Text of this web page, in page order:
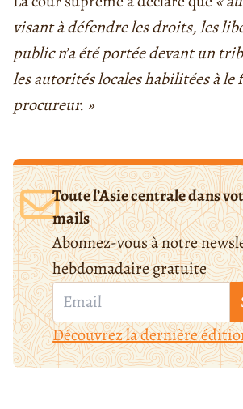
visant à défendre les droits, les
public n’a été portée devant un
les autorités locales habilitées à le
procureur. »
Toute l’Asie centrale dans
mails
Abonnez-vous à notre
hebdomadaire gratuite
Découvrez la dernière